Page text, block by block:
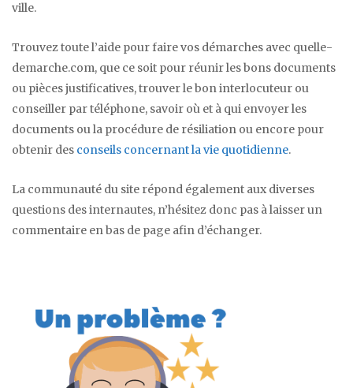
ville.
Trouvez toute l’aide pour faire vos démarches avec quelle-
demarche.com, que ce soit pour réunir les bons documents
ou pièces justificatives, trouver le bon interlocuteur ou
conseiller par téléphone, savoir où et à qui envoyer les
documents ou la procédure de résiliation ou encore pour
obtenir des conseils concernant la vie quotidienne.
La communauté du site répond également aux diverses
questions des internautes, n’hésitez donc pas à laisser un
commentaire en bas de page afin d’échanger.